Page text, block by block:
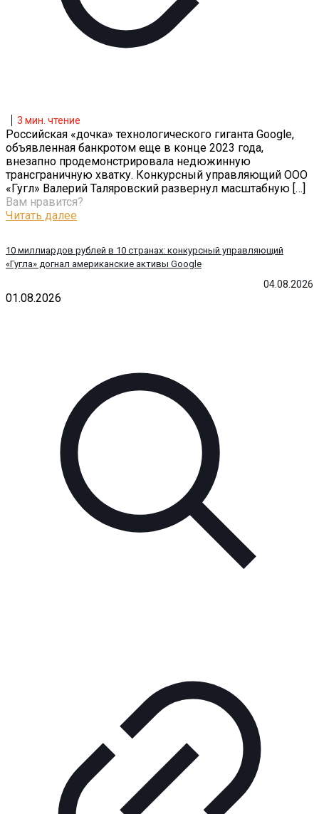
04.08.2026
10 миллиардов рублей в 10 странах: конкурсный управляющий
«Гугла» догнал американские активы Google
3 мин. чтение
Российская «дочка» технологического гиганта Google,
объявленная банкротом еще в конце 2023 года,
внезапно продемонстрировала недюжинную
трансграничную хватку. Конкурсный управляющий ООО
«Гугл» Валерий Таляровский развернул масштабную […]
Вам нравится?
Читать далее
01.08.2026